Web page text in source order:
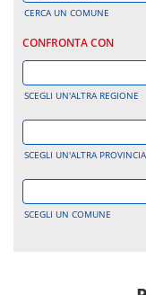
CERCA UN COMUNE
CONFRONTA CON
SCEGLI UN'ALTRA REGIONE
SCEGLI UN'ALTRA PROVINCIA
SCEGLI UN COMUNE